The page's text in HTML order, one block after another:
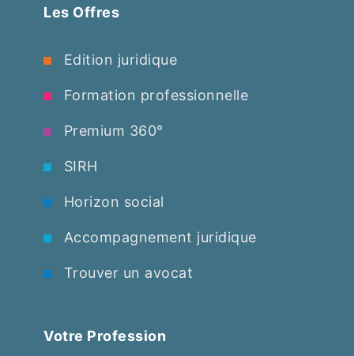
Les Offres
Edition juridique
Formation professionnelle
Premium 360°
SIRH
Horizon social
Accompagnement juridique
Trouver un avocat
Votre Profession